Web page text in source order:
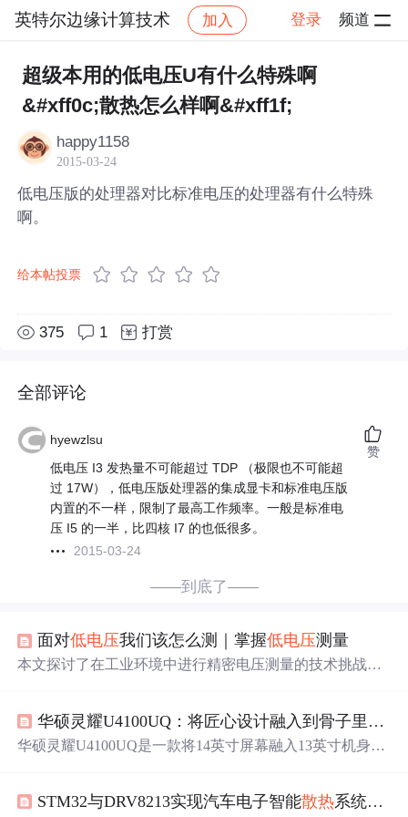
英特尔边缘计算技术 加入 登录 频道
社区 英特尔边缘计算技术 帖子详情
超级本用的低电压U有什么特殊啊
&#xff0c;散热怎么样啊&#xff1f;
happy1158
2015-03-24
低电压版的处理器对比标准电压的处理器有什么特殊
啊。
给本帖投票
375 1 打赏
全部评论
hyewzlsu
低电压 I3 发热量不可能超过 TDP （极限也不可能超
过 17W），低电压版处理器的集成显卡和标准电压版
内置的不一样，限制了最高工作频率。一般是标准电
压 I5 的一半，比四核 I7 的也低很多。
2015-03-24
赞
——到底了——
面对低电压我们该怎么测｜掌握低电压测量
本文探讨了在工业环境中进行精密电压测量的技术挑战，
环路的影响，并提出了解决这些问题的方法。
华硕灵耀U4100UQ：将匠心设计融入到骨子里的笔记本电脑
华硕灵耀U4100UQ是一款将14英寸屏幕融入13英寸机身的
IDIA GeForce 940MX独立显卡及256GB SSD，带来流畅的
STM32与DRV8213实现汽车电子智能散热系统设计